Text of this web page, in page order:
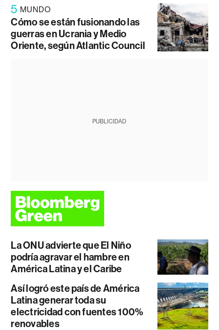
5 MUNDO
Cómo se están fusionando las
guerras en Ucrania y Medio
Oriente, según Atlantic Council
PUBLICIDAD
La ONU advierte que El Niño
podría agravar el hambre en
América Latina y el Caribe
Así logró este país de América
Latina generar toda su
electricidad con fuentes 100%
renovables